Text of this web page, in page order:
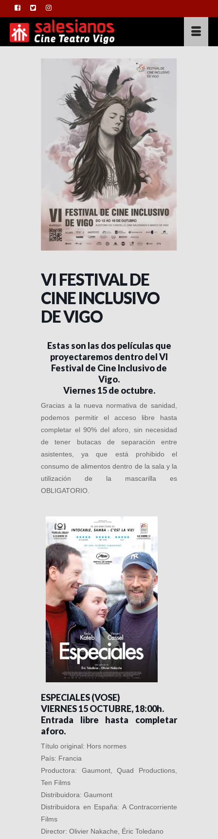
VI FESTIVAL DE
CINE INCLUSIVO
DE VIGO
Estas son las dos películas que
proyectaremos dentro del VI
Festival de Cine Inclusivo de
Vigo.
Viernes 15 de octubre.
Gracias a la nueva normativa de sanidad,
podemos permitir el acceso libre hasta
completar el 90% del aforo, sin necesidad
de tener butacas de separación entre
asistentes, ya que está prohibido el
consumo de alimentos dentro de la sala y la
utilización de la mascarilla es
OBLIGATORIO.
ESPECIALES (VOSE)
VIERNES 15 OCTUBRE, 18:00h.
Entrada libre hasta completar
aforo.
Título original: Hors normes
País: Francia
Productora: Gaumont, Quad Productions,
Ten Films
Distribuidora: Gaumont
Distribuidora en España: A Contracorriente
Films
Director: Olivier Nakache, Éric Toledano